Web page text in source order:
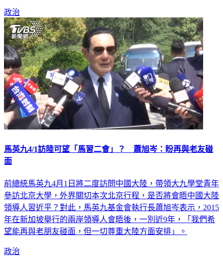
政治
馬英九4/1訪陸可望「馬習二會」？ 蕭旭岑：盼再與老友碰
面
前總統馬英九4月1日將二度訪問中國大陸，帶領大九學堂青年
參訪北京大學，外界關切本次北京行程，是否將會晤中國大陸
領導人習近平？對此，馬英九基金會執行長蕭旭岑表示，2015
年在新加坡舉行的兩岸領導人會晤後，一別近9年，「我們希
望能再與老朋友碰面，但一切尊重大陸方面安排」。
政治